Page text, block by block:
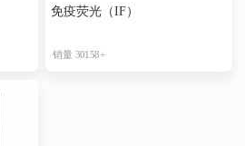
免疫荧光（IF）
销量 30158+